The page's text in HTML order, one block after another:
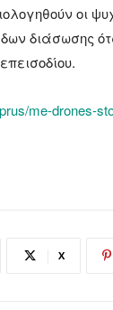
οι
διάσωσης
me-drones-
X